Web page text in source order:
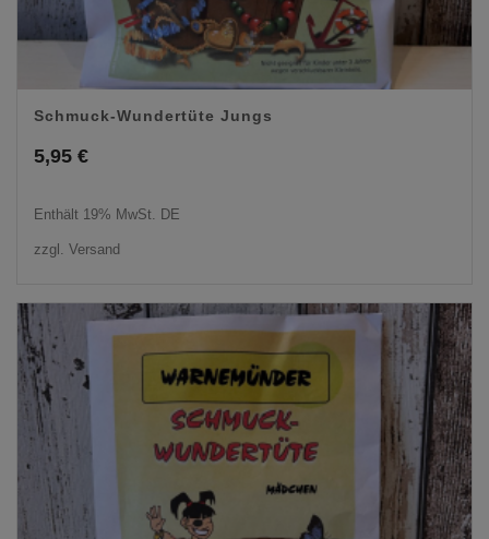
Schmuck-Wundertüte Jungs
5,95 €
Enthält 19% MwSt. DE
zzgl. Versand